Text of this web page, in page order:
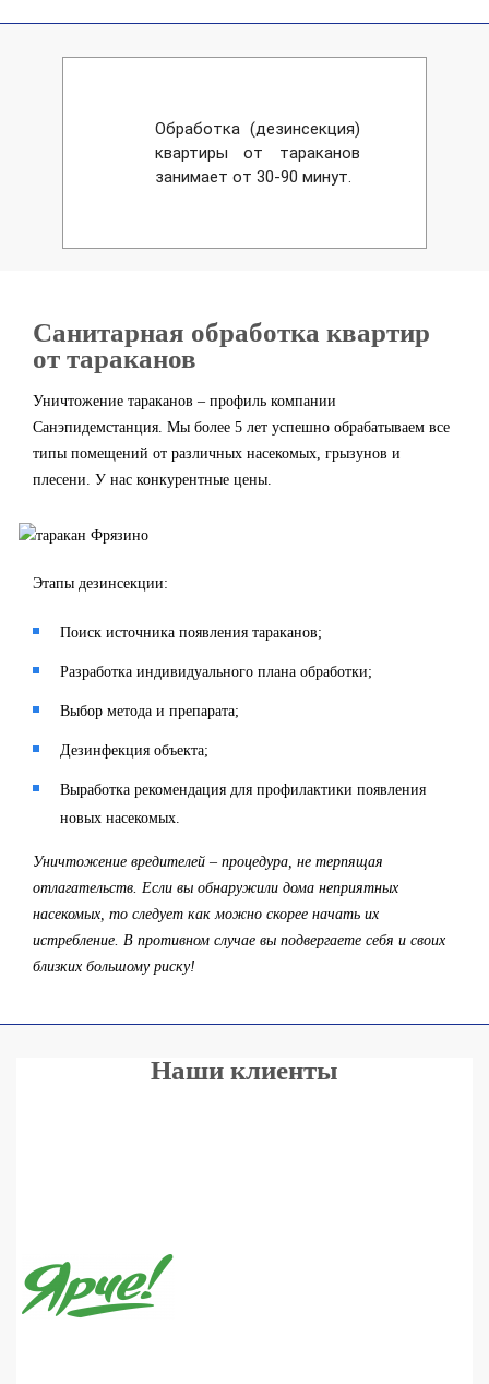
Обработка (дезинсекция)
квартиры от тараканов
занимает от 30-90 минут.
Санитарная обработка квартир
от тараканов
Уничтожение тараканов – профиль компании
Санэпидемстанция. Мы более 5 лет успешно обрабатываем все
типы помещений от различных насекомых, грызунов и
плесени. У нас конкурентные цены.
Этапы дезинсекции:
Поиск источника появления тараканов;
Разработка индивидуального плана обработки;
Выбор метода и препарата;
Дезинфекция объекта;
Выработка рекомендация для профилактики появления
новых насекомых.
Уничтожение вредителей – процедура, не терпящая
отлагательств. Если вы обнаружили дома неприятных
насекомых, то следует как можно скорее начать их
истребление. В противном случае вы подвергаете себя и своих
близких большому риску!
Наши клиенты